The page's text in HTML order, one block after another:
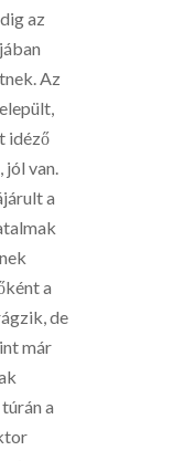
az
Az
idéző
jól van.
a
a
de
már
a